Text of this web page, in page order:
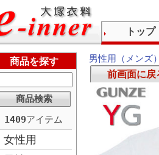
男性用（メンズ）
前画面に戻
商品を探す
1409アイテム
女性用
トップ